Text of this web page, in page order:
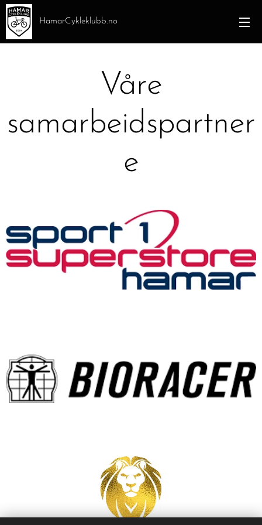
HamarCykleklubb.no
Våre
samarbeidspartner
e